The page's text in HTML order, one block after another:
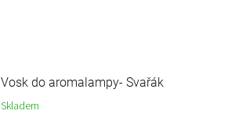
Vosk do aromalampy- Svařák
Skladem